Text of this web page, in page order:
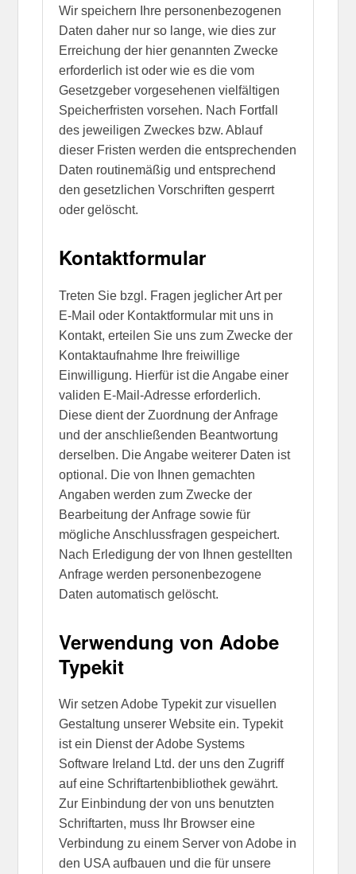
Wir speichern Ihre personenbezogenen
Daten daher nur so lange, wie dies zur
Erreichung der hier genannten Zwecke
erforderlich ist oder wie es die vom
Gesetzgeber vorgesehenen vielfältigen
Speicherfristen vorsehen. Nach Fortfall
des jeweiligen Zweckes bzw. Ablauf
dieser Fristen werden die entsprechenden
Daten routinemäßig und entsprechend
den gesetzlichen Vorschriften gesperrt
oder gelöscht.
Kontaktformular
Treten Sie bzgl. Fragen jeglicher Art per
E-Mail oder Kontaktformular mit uns in
Kontakt, erteilen Sie uns zum Zwecke der
Kontaktaufnahme Ihre freiwillige
Einwilligung. Hierfür ist die Angabe einer
validen E-Mail-Adresse erforderlich.
Diese dient der Zuordnung der Anfrage
und der anschließenden Beantwortung
derselben. Die Angabe weiterer Daten ist
optional. Die von Ihnen gemachten
Angaben werden zum Zwecke der
Bearbeitung der Anfrage sowie für
mögliche Anschlussfragen gespeichert.
Nach Erledigung der von Ihnen gestellten
Anfrage werden personenbezogene
Daten automatisch gelöscht.
Verwendung von Adobe
Typekit
Wir setzen Adobe Typekit zur visuellen
Gestaltung unserer Website ein. Typekit
ist ein Dienst der Adobe Systems
Software Ireland Ltd. der uns den Zugriff
auf eine Schriftartenbibliothek gewährt.
Zur Einbindung der von uns benutzten
Schriftarten, muss Ihr Browser eine
Verbindung zu einem Server von Adobe in
den USA aufbauen und die für unsere